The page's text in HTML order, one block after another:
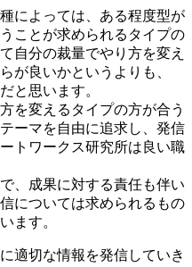
によっては、ある程度型が
ことが求められるタイプの
自分の裁量でやり方を変え
が良いかというよりも、
と思います。
を変えるタイプの方が合う
ーマを自由に追求し、発信
トワークス研究所は良い職
、成果に対する責任も伴い
については求められるもの
ます。
適切な情報を発信していき